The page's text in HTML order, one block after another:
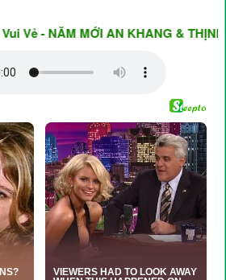
- NĂM MỚI AN KHANG & THỊNH